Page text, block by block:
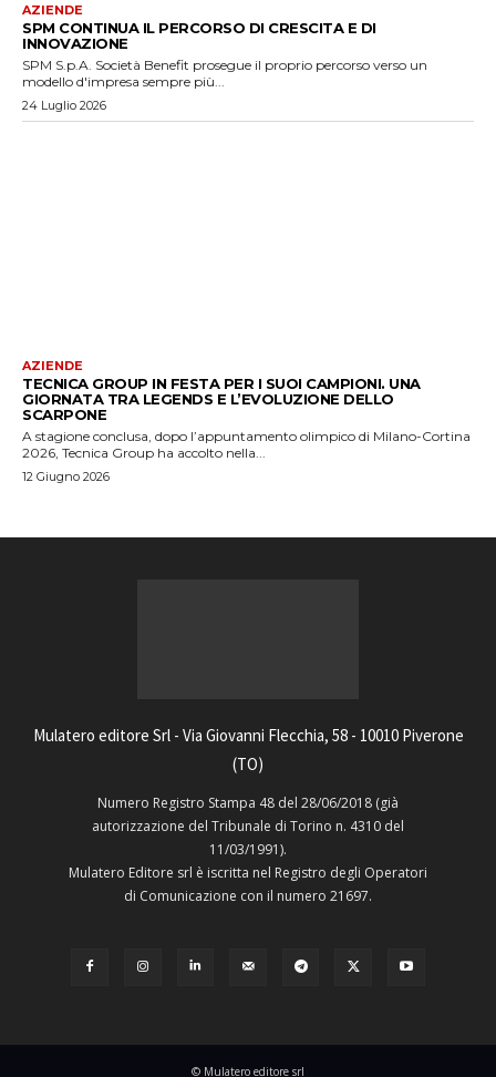
AZIENDE
SPM CONTINUA IL PERCORSO DI CRESCITA E DI
INNOVAZIONE
SPM S.p.A. Società Benefit prosegue il proprio percorso verso un
modello d'impresa sempre più...
24 Luglio 2026
AZIENDE
TECNICA GROUP IN FESTA PER I SUOI CAMPIONI. UNA
GIORNATA TRA LEGENDS E L’EVOLUZIONE DELLO
SCARPONE
A stagione conclusa, dopo l’appuntamento olimpico di Milano-Cortina
2026, Tecnica Group ha accolto nella...
12 Giugno 2026
Mulatero editore Srl - Via Giovanni Flecchia, 58 - 10010 Piverone
(TO)
Numero Registro Stampa 48 del 28/06/2018 (già
autorizzazione del Tribunale di Torino n. 4310 del
11/03/1991).
Mulatero Editore srl è iscritta nel Registro degli Operatori
di Comunicazione con il numero 21697.
© Mulatero editore srl